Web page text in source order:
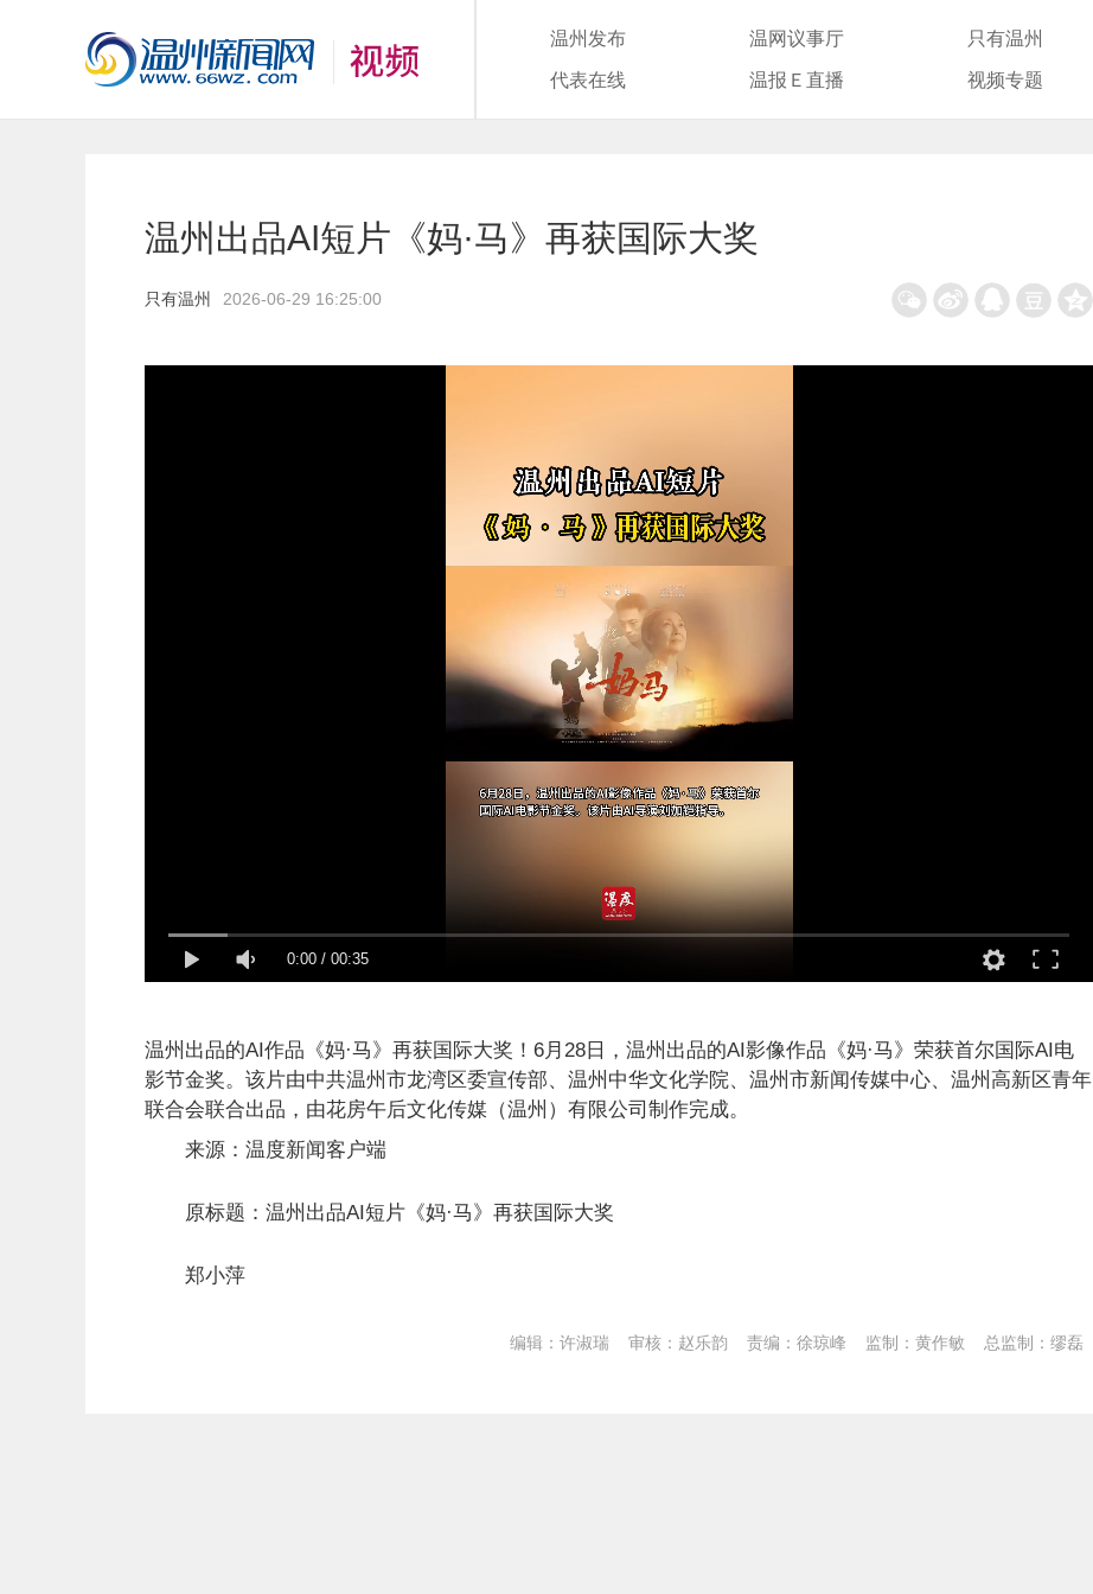
温州发布 温网议事厅 只有温州
代表在线 温报Ｅ直播 视频专题
温州出品AI短片《妈·马》再获国际大奖
只有温州 2026-06-29 16:25:00
0:00 / 00:35
温州出品的AI作品《妈·马》再获国际大奖！6月28日，温州出品的AI影像作品《妈·马》荣获首尔国际AI电
影节金奖。该片由中共温州市龙湾区委宣传部、温州中华文化学院、温州市新闻传媒中心、温州高新区青年
联合会联合出品，由花房午后文化传媒（温州）有限公司制作完成。
来源：温度新闻客户端
原标题：温州出品AI短片《妈·马》再获国际大奖
郑小萍
编辑：许淑瑞 审核：赵乐韵 责编：徐琼峰 监制：黄作敏 总监制：缪磊